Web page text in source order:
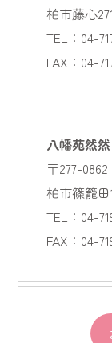
柏市藤心
TEL：04-
FAX：04-
八幡苑然然
〒277-0862
柏市篠籠田
TEL：04-
FAX：04-